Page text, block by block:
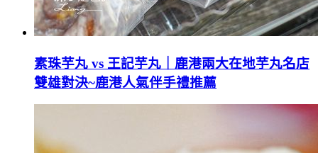
素珠芋丸 vs 王記芋丸｜鹿港兩大在地芋丸名店
雙雄對決~鹿港人氣伴手禮推薦